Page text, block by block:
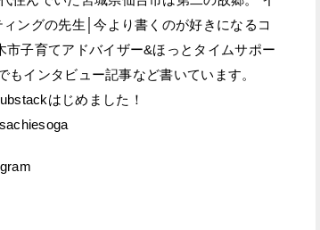
ングの先生│今より書くのが好きになるコ
市子育てアドバイザー&ほっとタイムサポー
もインタビュー記事など書いています。
はじめました！